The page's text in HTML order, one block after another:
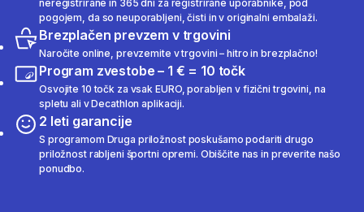
neregistrirane in 365 dni za registrirane uporabnike, pod
pogojem, da so neuporabljeni, čisti in v originalni embalaži.
Brezplačen prevzem v trgovini
Naročite online, prevzemite v trgovini – hitro in brezplačno!
Program zvestobe – 1 € = 10 točk
Osvojite 10 točk za vsak EURO, porabljen v fizični trgovini, na
spletu ali v Decathlon aplikaciji.
2 leti garancije
S programom Druga priložnost poskušamo podariti drugo
priložnost rabljeni športni opremi. Obiščite nas in preverite našo
ponudbo.